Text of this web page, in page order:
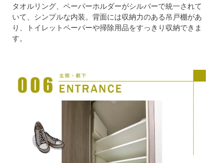
タオルリング、ペーパーホルダーがシルバーで統一されて
いて、シンプルな内装。背面には収納力のある吊戸棚があ
り、トイレットペーパーや掃除用品をすっきり収納できま
す。